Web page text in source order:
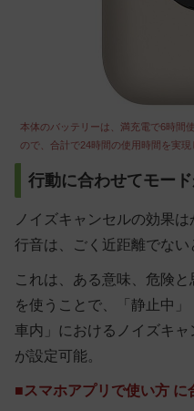
本体のバッテリーは、満充電で6時間
ので、合計で24時間の使用時間を実現
行動に合わせてモー
ノイズキャンセルの効果
行音は、ごく近距離でない
これは、ある意味、危険と
を使うことで、「静止中
車内」におけるノイズキ
が設定可能。
■スマホアプリで使い方 に